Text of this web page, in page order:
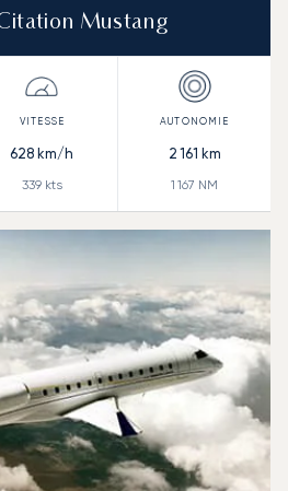
Mustang
628 km/h
339kts
2 161 km
1 167 NM